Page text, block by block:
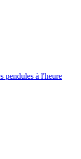
pendules à l'heure